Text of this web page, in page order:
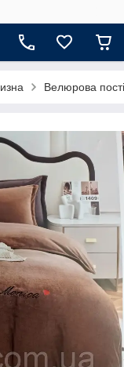
Велюрова